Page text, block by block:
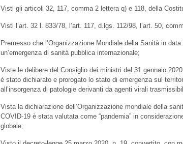
Visti gli articoli 32, 117, comma 2 lettera q) e 118, della
Visti l’art. 32 l. 833/78, l’art. 117, d.lgs. 112/98, l’art. 50,
Premesso che l’Organizzazione Mondiale della Sanità in
un’emergenza di sanità pubblica internazionale;
Viste le delibere del Consiglio dei ministri del 31 gennaio
è stato dichiarato e prorogato lo stato di emergenza sul
all’insorgenza di patologie derivanti da agenti virali
Vista la dichiarazione dell’Organizzazione mondiale della
COVID-19 è stata valutata come “pandemia” in
globale;